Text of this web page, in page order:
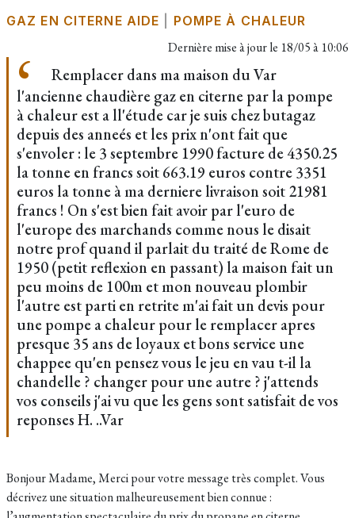
GAZ EN CITERNE AIDE POMPE À CHALEUR
Dernière mise à jour le 18/05 à 10:06
Remplacer dans ma maison du Var
l'ancienne chaudière gaz en citerne par la pompe
à chaleur est a ll'étude car je suis chez butagaz
depuis des anneés et les prix n'ont fait que
s'envoler : le 3 septembre 1990 facture de 4350.25
la tonne en francs soit 663.19 euros contre 3351
euros la tonne à ma derniere livraison soit 21981
francs ! On s'est bien fait avoir par l'euro de
l'europe des marchands comme nous le disait
notre prof quand il parlait du traité de Rome de
1950 (petit reflexion en passant) la maison fait un
peu moins de 100m et mon nouveau plombir
l'autre est parti en retrite m'ai fait un devis pour
une pompe a chaleur pour le remplacer apres
presque 35 ans de loyaux et bons service une
chappee qu'en pensez vous le jeu en vau t-il la
chandelle ? changer pour une autre ? j'attends
vos conseils j'ai vu que les gens sont satisfait de vos
reponses H. ..Var
Bonjour Madame, Merci pour votre message très complet. Vous
décrivez une situation malheureusement bien connue :